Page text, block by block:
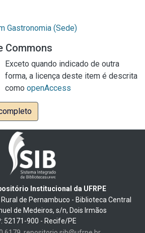
Gastronomia (Sede)
Commons
Exceto quando indicado de outra
forma, a licença deste item é descrita
como openAccess
Institucional da UFRPE
de Pernambuco - Biblioteca Central
de Medeiros, s/n, Dois Irmãos
52171-900 - Recife/PE